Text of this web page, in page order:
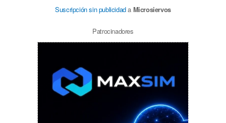
Suscripción sin publicidada Microsiervos
Patrocinadores